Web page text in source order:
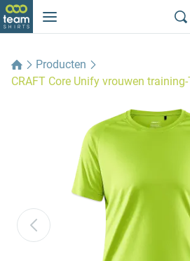
Producten
CRAFT Core Unify vrouwen